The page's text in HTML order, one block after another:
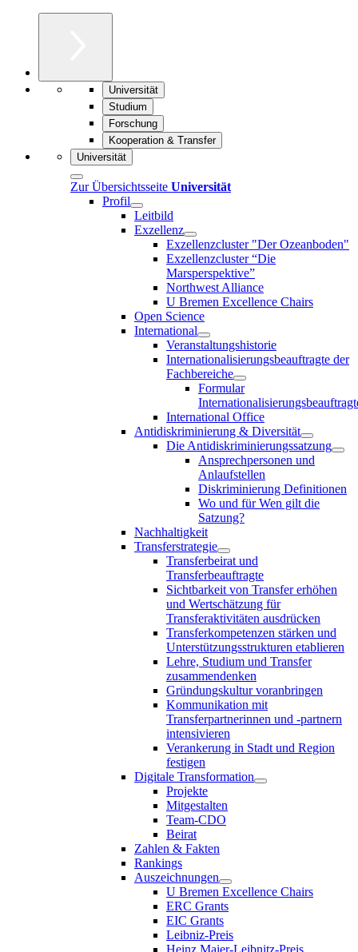
Universität
Studium
Forschung
Kooperation & Transfer
Universität
Zur Übersichtsseite Universität
Profil
Leitbild
Exzellenz
Exzellenzcluster "Der Ozeanboden"
Exzellenzcluster “Die
Marsperspektive”
Northwest Alliance
U Bremen Excellence Chairs
Open Science
International
Veranstaltungshistorie
Internationalisierungsbeauftragte der
Fachbereiche
Formular
International Office
Antidiskriminierung & Diversität
Die Antidiskriminierungssatzung
Ansprechpersonen und
Anlaufstellen
Diskriminierung Definitionen
Wo und für Wen gilt die
Satzung?
Nachhaltigkeit
Transferstrategie
Transferbeirat und
Transferbeauftragte
Sichtbarkeit von Transfer erhöhen
und Wertschätzung für
Transferaktivitäten ausdrücken
Transferkompetenzen stärken und
Unterstützungsstrukturen etablieren
Lehre, Studium und Transfer
zusammendenken
Gründungskultur voranbringen
Kommunikation mit
Transferpartnerinnen und -partnern
intensivieren
Verankerung in Stadt und Region
festigen
Digitale Transformation
Projekte
Mitgestalten
Team-CDO
Beirat
Zahlen & Fakten
Rankings
Auszeichnungen
U Bremen Excellence Chairs
ERC Grants
EIC Grants
Leibniz-Preis
Heinz Maier-Leibnitz-Preis